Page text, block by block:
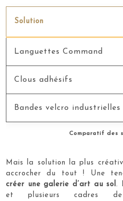
Comparatif des
Solution
Languettes Command
Clous adhésifs
Bandes velcro industrielles
Mais la solution la plus
accrocher du tout ! Une
créer une galerie d’art au sol.
et plusieurs cadres